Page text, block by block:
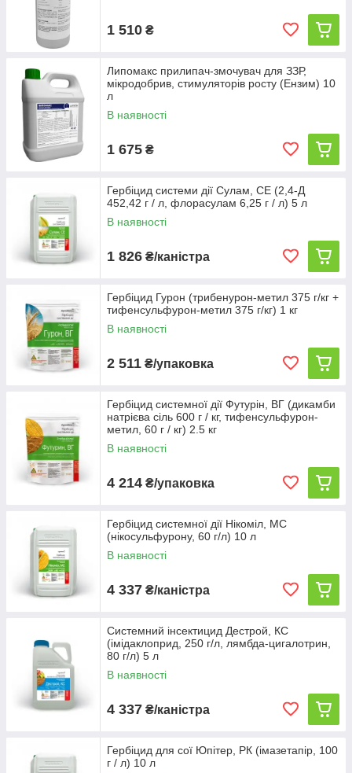
1 510 ₴
Липомакс прилипач-змочувач для ЗЗР,
мікродобрив, стимуляторів росту (Ензим) 10
л
В наявності
1 675 ₴
Гербіцид системи дії Сулам, СЕ (2,4-Д
452,42 г / л, флорасулам 6,25 г / л) 5 л
В наявності
1 826 ₴/каністра
Гербіцид Гурон (трибенурон-метил 375 г/кг +
тифенсульфурон-метил 375 г/кг) 1 кг
В наявності
2 511 ₴/упаковка
Гербіцид системної дії Футурін, ВГ (дикамби
натрієва сіль 600 г / кг, тифенсульфурон-
метил, 60 г / кг) 2.5 кг
В наявності
4 214 ₴/упаковка
Гербіцид системної дії Нікоміл, МС
(нікосульфурону, 60 г/л) 10 л
В наявності
4 337 ₴/каністра
Системний інсектицид Дестрой, КС
(імідаклоприд, 250 г/л, лямбда-цигалотрин,
80 г/л) 5 л
В наявності
4 337 ₴/каністра
Гербіцид для сої Юпітер, РК (імазетапір, 100
г / л) 10 л